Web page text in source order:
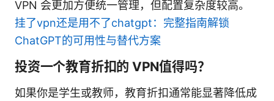
VPN 会更加方便统一管理，但配置复杂度较高。
挂了vpn还是用不了chatgpt：完整指南解锁
ChatGPT的可用性与替代方案
投资一个教育折扣的 VPN值得吗？
如果你是学生或教师，教育折扣通常能显著降低成